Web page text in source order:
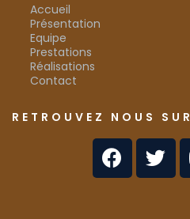
Accueil
Présentation
Equipe
Prestations
Réalisations
Contact
RETROUVEZ NOUS SUR